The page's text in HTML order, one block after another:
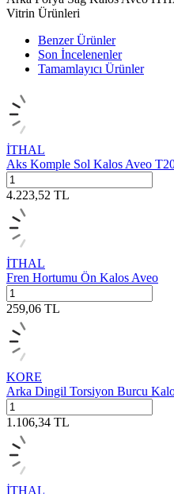
Vitrin Ürünleri
Benzer Ürünler
Son İncelenenler
Tamamlayıcı Ürünler
İTHAL
Aks Komple Sol Kalos Aveo
4.223,52 TL
İTHAL
Fren Hortumu Ön Kalos Aveo
259,06 TL
KORE
Arka Dingil Torsiyon Burcu
1.106,34 TL
İTHAL